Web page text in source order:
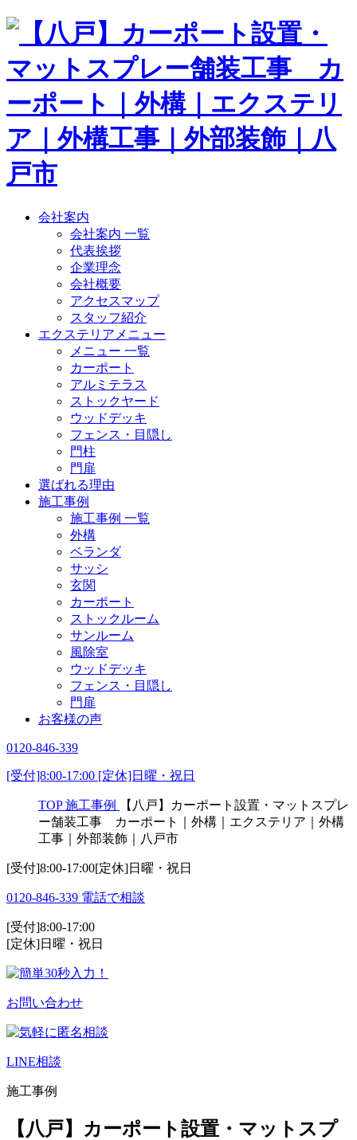
会社案内
会社案内 一覧
代表挨拶
企業理念
会社概要
アクセスマップ
スタッフ紹介
エクステリアメニュー
メニュー 一覧
カーポート
アルミテラス
ストックヤード
ウッドデッキ
フェンス・目隠し
門柱
門扉
選ばれる理由
施工事例
施工事例 一覧
外構
ベランダ
サッシ
玄関
カーポート
ストックルーム
サンルーム
風除室
ウッドデッキ
フェンス・目隠し
門扉
お客様の声
0120-846-339
[受付]8:00-17:00 [定休]日曜・祝日
TOP 施工事例
【八戸】カーポート設置・マットスプレ
ー舗装工事 カーポート｜外構｜エクステリア｜外構
工事｜外部装飾｜八戸市
[受付]8:00-17:00[定休]日曜・祝日
0120-846-339 電話で相談
[受付]8:00-17:00
[定休]日曜・祝日
お問い合わせ
LINE相談
施工事例
【八戸】カーポート設置・マットスプ